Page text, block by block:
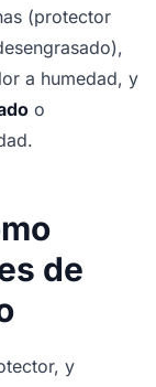
(protector
a humedad, y
o
de
y